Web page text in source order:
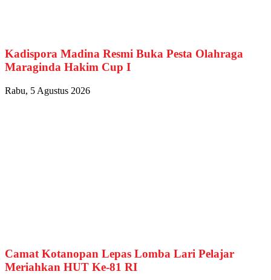
Kadispora Madina Resmi Buka Pesta Olahraga
Maraginda Hakim Cup I
Rabu, 5 Agustus 2026
Camat Kotanopan Lepas Lomba Lari Pelajar
Meriahkan HUT Ke-81 RI